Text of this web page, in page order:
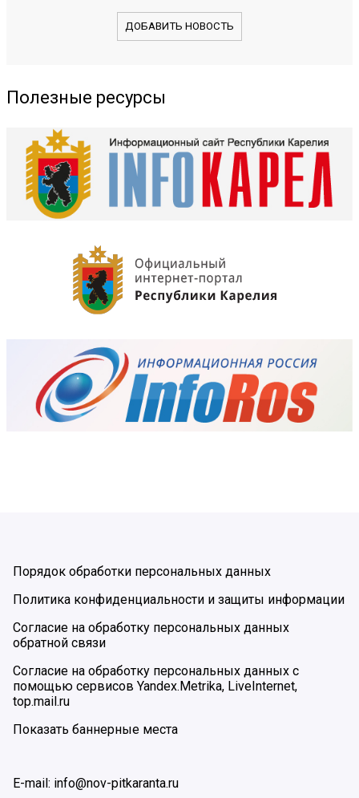
ДОБАВИТЬ НОВОСТЬ
Полезные ресурсы
Порядок обработки персональных данных
Политика конфиденциальности и защиты информации
Согласие на обработку персональных данных
обратной связи
Согласие на обработку персональных данных с
помощью сервисов Yandex.Metrika, LiveInternet,
top.mail.ru
Показать баннерные места
E-mail: info@nov-pitkaranta.ru